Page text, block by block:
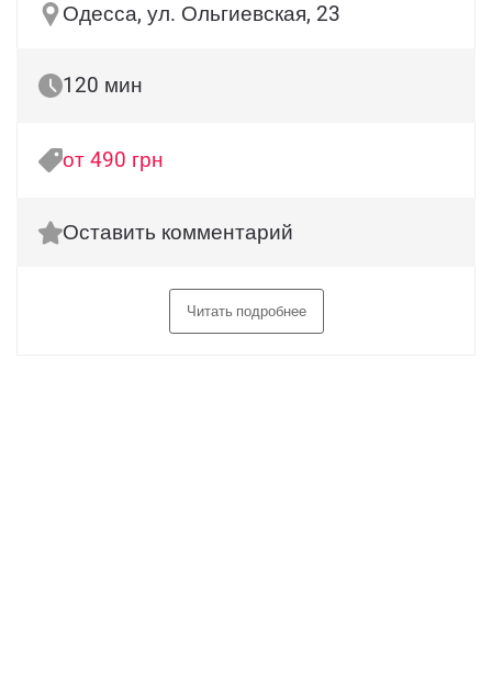
Одесса, ул. Ольгиевская, 23
120 мин
от 490 грн
Оставить комментарий
Читать подробнее